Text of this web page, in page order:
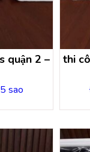
quận 2 –
5 sao
thi